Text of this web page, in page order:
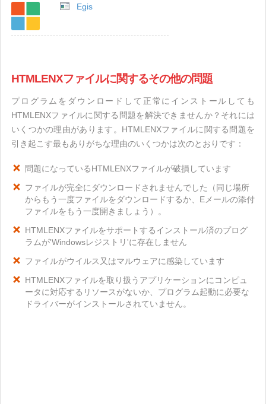
Egis
HTMLENXファイルに関するその他の問題
プログラムをダウンロードして正常にインストールしても
HTMLENXファイルに関する問題を解決できませんか？それには
いくつかの理由があります。HTMLENXファイルに関する問題を
引き起こす最もありがちな理由のいくつかは次のとおりです：
問題になっているHTMLENXファイルが破損しています
ファイルが完全にダウンロードされませんでした（同じ場所
からもう一度ファイルをダウンロードするか、Eメールの添付
ファイルをもう一度開きましょう）。
HTMLENXファイルをサポートするインストール済のプログ
ラムが'Windowsレジストリ'に存在しません
ファイルがウイルス又はマルウェアに感染しています
HTMLENXファイルを取り扱うアプリケーションにコンピュ
ータに対応するリソースがないか、プログラム起動に必要な
ドライバーがインストールされていません。